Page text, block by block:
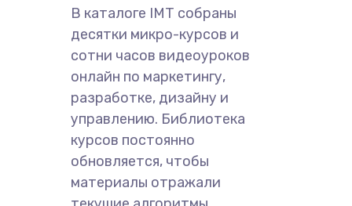
В каталоге IMT собраны
десятки микро-курсов и
сотни часов видеоуроков
онлайн по маркетингу,
разработке, дизайну и
управлению. Библиотека
курсов постоянно
обновляется, чтобы
материалы отражали